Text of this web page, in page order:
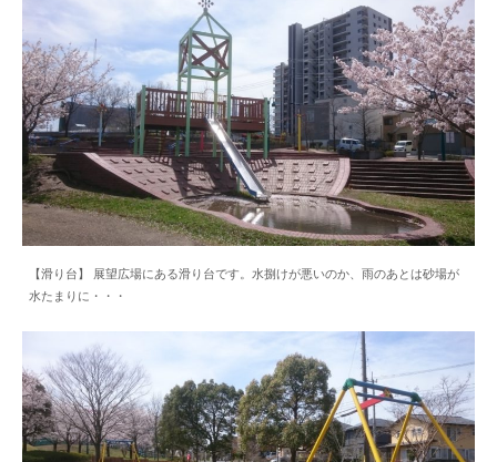
【滑り台】 展望広場にある滑り台です。水捌けが悪いのか、雨のあとは砂場が
水たまりに・・・